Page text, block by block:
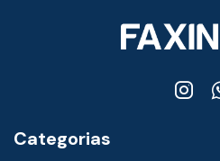
Categorias